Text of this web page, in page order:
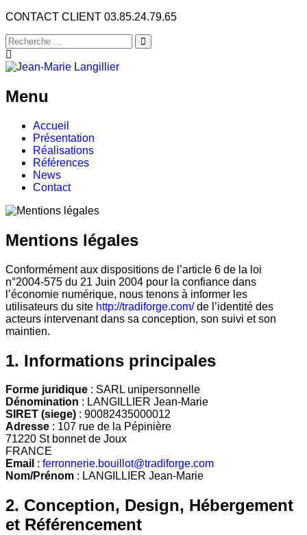
CONTACT CLIENT 03.85.24.79.65
Menu
Accueil
Présentation
Réalisations
Références
News
Contact
Mentions légales
Conformément aux dispositions de l’article 6 de la loi
n°2004-575 du 21 Juin 2004 pour la confiance dans
l’économie numérique, nous tenons à informer les
utilisateurs du site http://tradiforge.com/de l’identité des
acteurs intervenant dans sa conception, son suivi et son
maintien.
1. Informations principales
Forme juridique : SARL unipersonnelle
Dénomination : LANGILLIER Jean-Marie
SIRET (siege) : 90082435000012
Adresse : 107 rue de la Pépinière
71220 St bonnet de Joux
FRANCE
Email : ferronnerie.bouillot@tradiforge.com
Nom/Prénom : LANGILLIER Jean-Marie
2. Conception, Design, Hébergement
et Référencement